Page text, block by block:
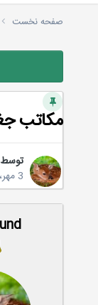
صفحه نخست
مکاتب
توسط
3 مهر، 2014